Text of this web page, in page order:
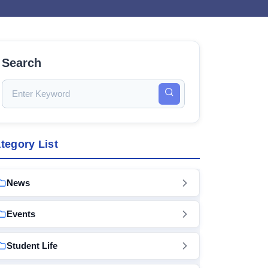
Search
List
News
Events
Student Life